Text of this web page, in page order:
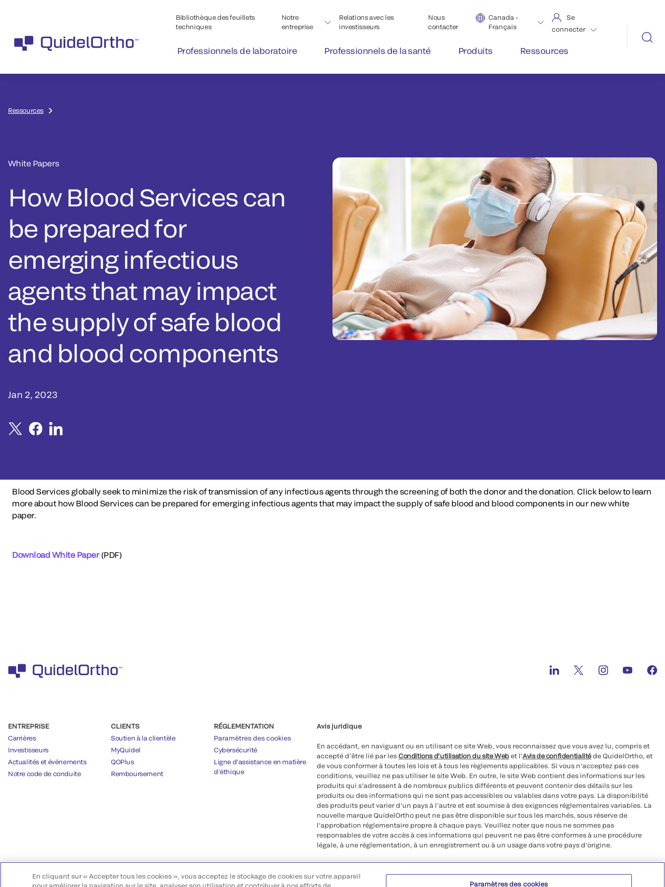
Bibliothèque des feuillets
techniques
Notre
entreprise
Relations avec les
investisseurs
Nous
contacter
Canada -
Français
Se
connecter
Professionnels de laboratoire Professionnels de la santé Produits Ressources
Ressources
White Papers
How Blood Services can
be prepared for
emerging infectious
agents that may impact
the supply of safe blood
and blood components
Jan 2, 2023
Blood Services globally seek to minimize the risk of transmission of any infectious agents through the screening of both the donor and the donation. Click below to learn
more about how Blood Services can be prepared for emerging infectious agents that may impact the supply of safe blood and blood components in our new white
paper.
Download White Paper(PDF)
ENTREPRISE
Carrières
Investisseurs
Actualités et événements
Notre code de conduite
CLIENTS
Soutien à la clientèle
MyQuidel
QOPlus
Remboursement
RÉGLEMENTATION
Paramètres des cookies
Cybersécurité
Ligne d’assistance en matière
d’éthique
Avis juridique
En accédant, en naviguant ou en utilisant ce site Web, vous reconnaissez que vous avez lu, compris et
accepté d’être lié par lesConditions d’utilisation du site Webet l’Avis de confidentialitéde QuidelOrtho, et
de vous conformer à toutes les lois et à tous les règlements applicables. Si vous n’acceptez pas ces
conditions, veuillez ne pas utiliser le site Web. En outre, le site Web contient des informations sur les
produits qui s’adressent à de nombreux publics différents et peuvent contenir des détails sur les
produits ou des informations qui ne sont pas accessibles ou valables dans votre pays. La disponibilité
des produits peut varier d’un pays à l’autre et est soumise à des exigences réglementaires variables. La
nouvelle marque QuidelOrtho peut ne pas être disponible sur tous les marchés, sous réserve de
l’approbation réglementaire propre à chaque pays. Veuillez noter que nous ne sommes pas
responsables de votre accès à ces informations qui peuvent ne pas être conformes à une procédure
légale, à une réglementation, à un enregistrement ou à un usage dans votre pays d’origine.
©2026 QuidelOrtho Corporation. Tous droits réservés.
QuidelOrtho Corporation
En cliquant sur « Accepter tous les cookies », vous acceptez le stockage de cookies sur votre appareil
Paramètres des cookies